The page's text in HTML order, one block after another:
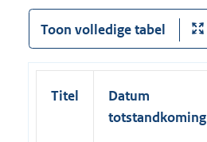
Toon volledige tabel
Titel
Datum
totstandkoming